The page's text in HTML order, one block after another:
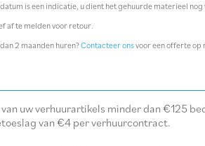
is een indicatie, u dient het gehuurde materieel nog
af te melden voor retour.
2 maanden huren?Contacteer onsvoor een offerte op
uw verhuurartikels minder dan €125
van €4 per verhuurcontract.